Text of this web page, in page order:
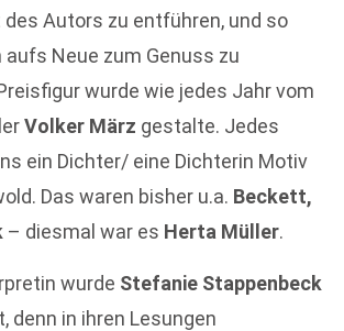
des Autors zu entführen, und so
aufs Neue zum Genuss zu
wurde wie jedes Jahr vom
Volker März gestalte. Jedes
ein Dichter/ eine Dichterin Motiv
Das waren bisher u.a. Beckett,
– diesmal war es Herta Müller.
wurde Stefanie Stappenbeck
denn in ihren Lesungen